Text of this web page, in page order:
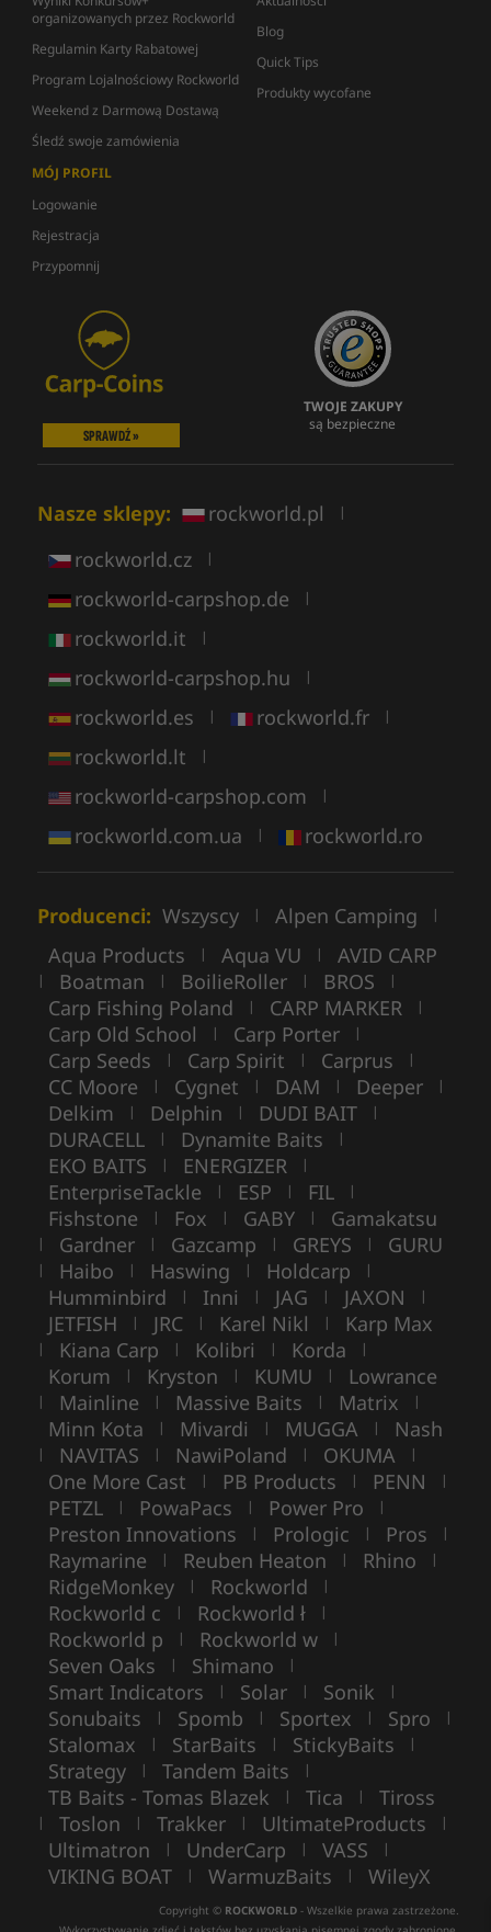
organizowanych przez Rockworld
Regulamin Karty Rabatowej
Program Lojalnościowy Rockworld
Weekend z Darmową Dostawą
Śledź swoje zamówienia
Blog
Quick Tips
Produkty wycofane
MÓJ PROFIL
Logowanie
Rejestracja
Przypomnij
SPRAWDŹ »
TWOJE ZAKUPY
są bezpieczne
Nasze sklepy: rockworld.pl |
rockworld.cz |
rockworld-carpshop.de |
rockworld.it |
rockworld-carpshop.hu |
rockworld.es | rockworld.fr |
rockworld.lt |
rockworld-carpshop.com |
rockworld.com.ua | rockworld.ro
Producenci: Wszyscy | Alpen Camping |
Aqua Products | Aqua VU | AVID CARP
| Boatman | BoilieRoller | BROS |
Carp Fishing Poland | CARP MARKER |
Carp Old School | Carp Porter |
Carp Seeds | Carp Spirit | Carprus |
CC Moore | Cygnet | DAM | Deeper |
Delkim | Delphin | DUDI BAIT |
DURACELL | Dynamite Baits |
EKO BAITS | ENERGIZER |
EnterpriseTackle | ESP | FIL |
Fishstone | Fox | GABY | Gamakatsu
| Gardner | Gazcamp | GREYS | GURU
| Haibo | Haswing | Holdcarp |
Humminbird | Inni | JAG | JAXON |
JETFISH | JRC | Karel Nikl | Karp Max
| Kiana Carp | Kolibri | Korda |
Korum | Kryston | KUMU | Lowrance
| Mainline | Massive Baits | Matrix |
Minn Kota | Mivardi | MUGGA | Nash
| NAVITAS | NawiPoland | OKUMA |
One More Cast | PB Products | PENN |
PETZL | PowaPacs | Power Pro |
Preston Innovations | Prologic | Pros |
Raymarine | Reuben Heaton | Rhino |
RidgeMonkey | Rockworld |
Rockworld c | Rockworld ł |
Rockworld p | Rockworld w |
Seven Oaks | Shimano |
Smart Indicators | Solar | Sonik |
Sonubaits | Spomb | Sportex | Spro |
Stalomax | StarBaits | StickyBaits |
Strategy | Tandem Baits |
TB Baits - Tomas Blazek | Tica | Tiross
| Toslon | Trakker | UltimateProducts |
Ultimatron | UnderCarp | VASS |
VIKING BOAT | WarmuzBaits | WileyX
Copyright © ROCKWORLD - Wszelkie prawa zastrzeżone.